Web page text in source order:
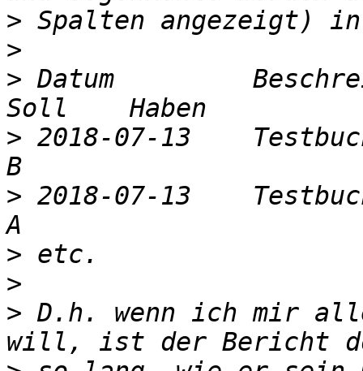
>
>
> Datum		Beschreibung	Konto	Gegenkonto
> 2018-07-13	Testbuchung		A
> 2018-07-13	Testbuchung		B
>
>
> D.h. wenn ich mir